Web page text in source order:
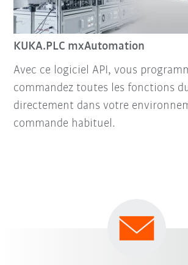
KUKA.PLC mxAutomation
Avec ce logiciel API, vous
commandez toutes les fonctions
directement dans votre
commande habituel.